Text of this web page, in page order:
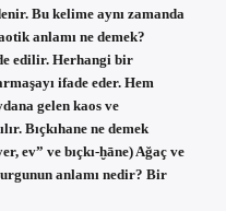
Bu kelime aynı zamanda
anlamı ne demek?
edilir. Herhangi bir
ifade eder. Hem
gelen kaos ve
Bıçkıhane ne demek
ev” ve bıçkı-ḫāne) Ağaç ve
anlamı nedir? Bir